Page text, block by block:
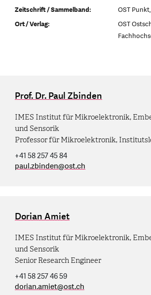
Zeitschrift / Sammelband:
OST
Ort / Verlag:
OST
Prof. Dr. Paul Zbinden
IMES Institut für Mikroelektronik,
und Sensorik
Professor für Mikroelektronik,
+41 58 257 45 84
paul.zbinden@ost.ch
Dorian Amiet
IMES Institut für Mikroelektronik,
und Sensorik
Senior Research Engineer
+41 58 257 46 59
dorian.amiet@ost.ch